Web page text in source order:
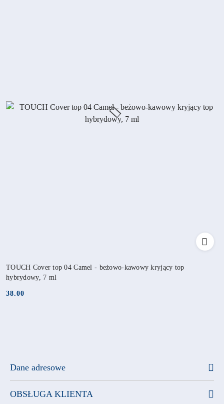
TOUCH Cover top 04 Camel - beżowo-kawowy kryjący top
hybrydowy, 7 ml
Cena:
38.00
Dane adresowe
OBSŁUGA KLIENTA